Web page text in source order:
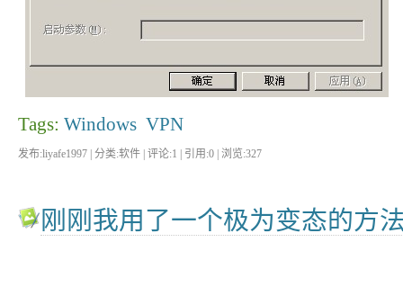
Tags: Windows VPN
发布:liyafe1997 | 分类:软件 | 评论:1 | 引用:0 | 浏览:327
刚刚我用了一个极为变态的方